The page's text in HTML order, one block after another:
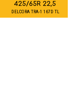
425/65R 22,5
DELCORA TRA-1 167D TL